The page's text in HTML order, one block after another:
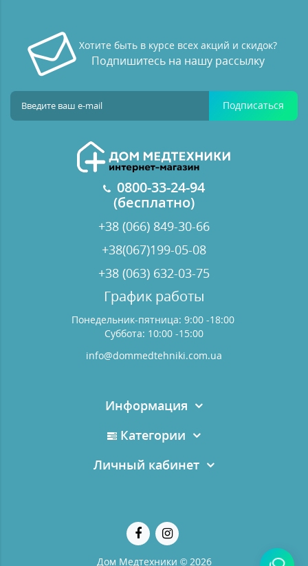
Хотите быть в курсе всех акций и скидок?
Подпишитесь на нашу рассылку
Подписаться
0800-33-24-94
(бесплатно)
+38 (066) 849-30-66
+38(067)199-05-08
+38 (063) 632-03-75
График работы
Понедельник-пятница: 9:00 -18:00
Суббота: 10:00 -15:00
info@dommedtehniki.com.ua
Информация
Категории
Личный кабинет
Дом Медтехники © 2026